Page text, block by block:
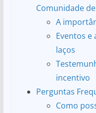
Comunidade
A
Eventos
laços
incentivo
Perguntas
Como